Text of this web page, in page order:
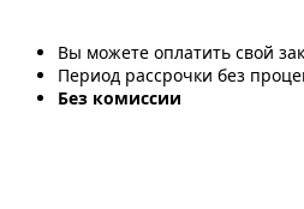
Вы можете оплатить свой
Период рассрочки без
Без комиссии